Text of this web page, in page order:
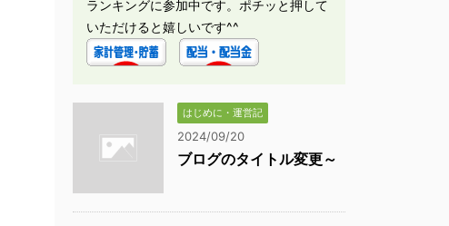
ランキングに参加中です。ポチッと押して
いただけると嬉しいです^^
はじめに・運営記
2024/09/20
ブログのタイトル変更～